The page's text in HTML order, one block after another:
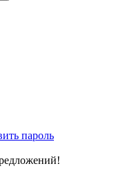
пароль